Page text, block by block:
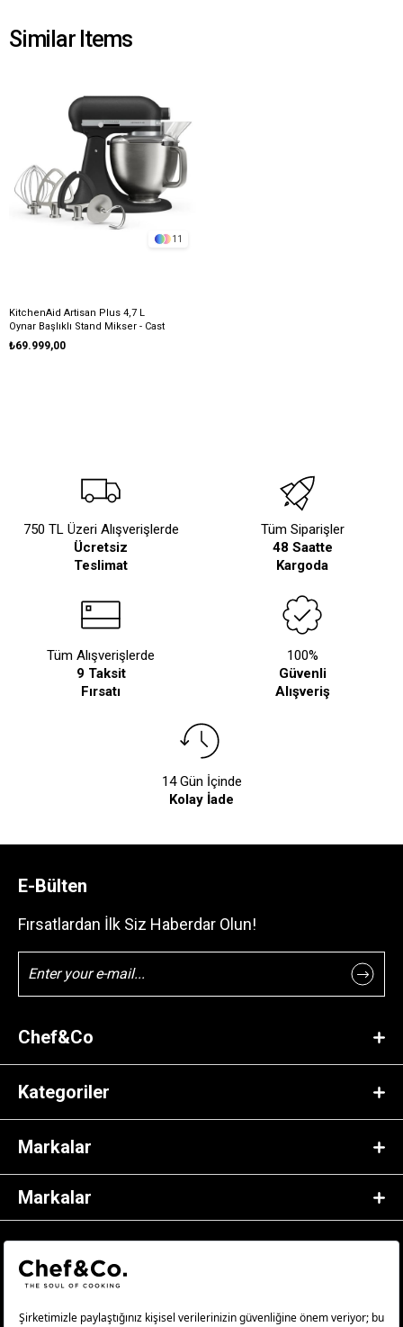
Similar Items
11
KitchenAid Artisan Plus 4,7 L
Oynar Başlıklı Stand Mikser - Cast
Iron Black
₺69.999,00
750 TL Üzeri Alışverişlerde
Ücretsiz
Teslimat
Tüm Siparişler
48 Saatte
Kargoda
Tüm Alışverişlerde
9 Taksit
Fırsatı
100%
Güvenli
Alışveriş
14 Gün İçinde
Kolay İade
E-Bülten
Fırsatlardan İlk Siz Haberdar Olun!
Chef&Co
Kategoriler
Markalar
Markalar